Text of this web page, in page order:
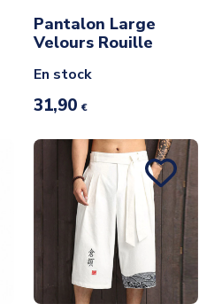
Pantalon Large
Velours Rouille
En stock
31,90 €